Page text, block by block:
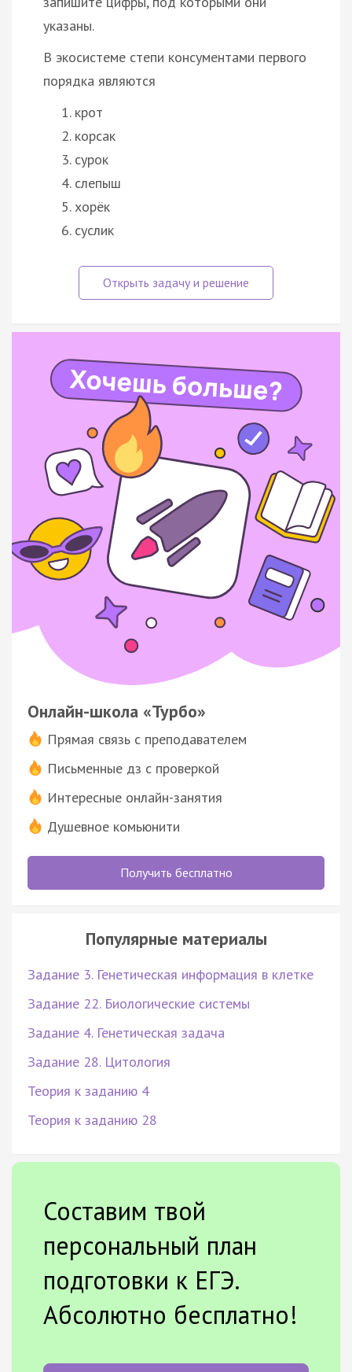
указаны.
В экосистеме степи консументами первого
порядка являются
крот
корсак
сурок
слепыш
хорёк
суслик
Онлайн-школа «Турбо»
Прямая связь с преподавателем
Письменные дз с проверкой
Интересные онлайн-занятия
Душевное комьюнити
Получить бесплатно
Популярные материалы
Задание 3. Генетическая информация в клетке
Задание 22. Биологические системы
Задание 4. Генетическая задача
Задание 28. Цитология
Теория к заданию 4
Теория к заданию 28
Составим твой
персональный план
подготовки к ЕГЭ.
Абсолютно бесплатно!